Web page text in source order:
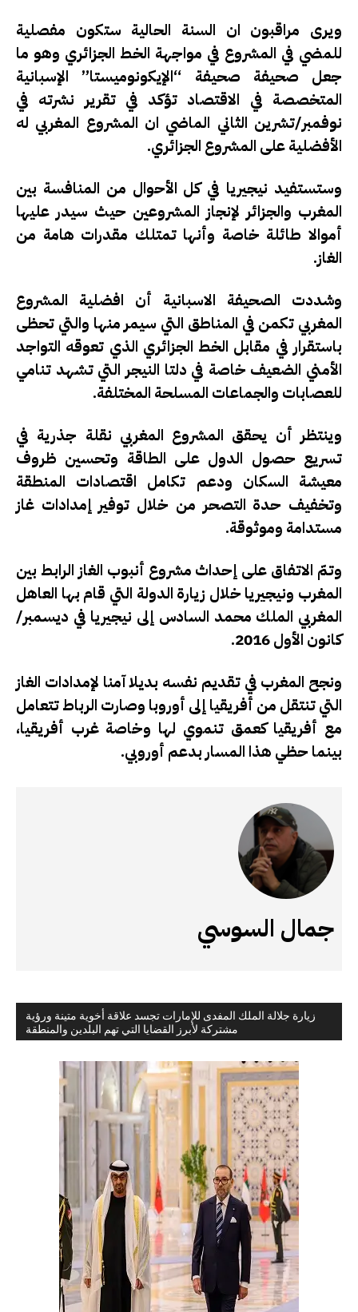
زيارة جلالة الملك المفدى للإمارات تجسد علاقة أخوية متينة ورؤية
مشتركة لأبرز القضايا التي تهم البلدين والمنطقة
ويرى مراقبون ان السنة الحالية ستكون مفصلية
للمضي في المشروع في مواجهة الخط الجزائري وهو ما
جعل صحيفة صحيفة “الإيكونوميستا” الإسبانية
المتخصصة في الاقتصاد تؤكد في تقرير نشرته في
نوفمبر/تشرين الثاني الماضي ان المشروع المغربي له
الأفضلية على المشروع الجزائري.
وستستفيد نيجيريا في كل الأحوال من المنافسة بين
المغرب والجزائر لإنجاز المشروعين حيث سيدر عليها
أموالا طائلة خاصة وأنها تمتلك مقدرات هامة من
الغاز.
وشددت الصحيفة الاسبانية أن افضلية المشروع
المغربي تكمن في المناطق التي سيمر منها والتي تحظى
باستقرار في مقابل الخط الجزائري الذي تعوقه التواجد
الأمني الضعيف خاصة في دلتا النيجر التي تشهد تنامي
للعصابات والجماعات المسلحة المختلفة.
وينتظر أن يحقق المشروع المغربي نقلة جذرية في
تسريع حصول الدول على الطاقة وتحسين ظروف
معيشة السكان ودعم تكامل اقتصادات المنطقة
وتخفيف حدة التصحر من خلال توفير إمدادات غاز
مستدامة وموثوقة.
وتمّ الاتفاق على إحداث مشروع أنبوب الغاز الرابط بين
المغرب ونيجيريا خلال زيارة الدولة التي قام بها العاهل
المغربي الملك محمد السادس إلى نيجيريا في ديسمبر/
كانون الأول 2016.
ونجح المغرب في تقديم نفسه بديلا آمنا لإمدادات الغاز
التي تنتقل من أفريقيا إلى أوروبا وصارت الرباط تتعامل
مع أفريقيا كعمق تنموي لها وخاصة غرب أفريقيا،
بينما حظي هذا المسار بدعم أوروبي.
جمال السوسي